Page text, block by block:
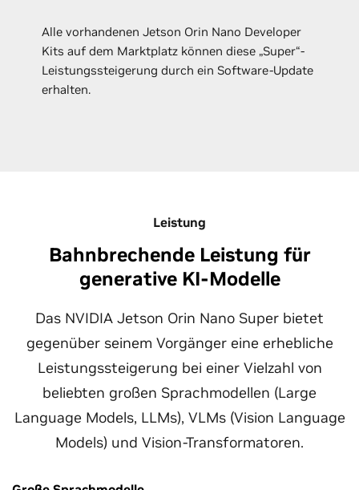
Alle vorhandenen Jetson Orin Nano Developer
Kits auf dem Marktplatz können diese „Super“-
Leistungssteigerung durch ein Software-Update
erhalten.
Leistung
Bahnbrechende Leistung für
generative KI-Modelle
Das NVIDIA Jetson Orin Nano Super bietet
gegenüber seinem Vorgänger eine erhebliche
Leistungssteigerung bei einer Vielzahl von
beliebten großen Sprachmodellen (Large
Language Models, LLMs), VLMs (Vision Language
Models) und Vision-Transformatoren.